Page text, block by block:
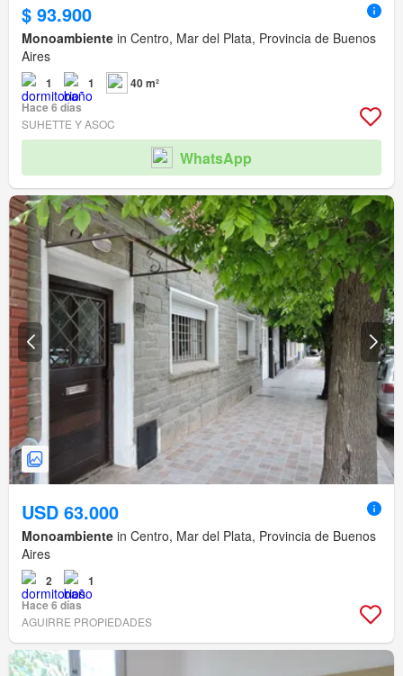
$ 93.900
Monoambiente in Centro, Mar del Plata, Provincia de Buenos
Aires
1 1
40 m²
Hace 6 días
SUHETTE Y ASOC
WhatsApp
USD 63.000
Monoambiente in Centro, Mar del Plata, Provincia de Buenos
Aires
2
1
Hace 6 días
AGUIRRE PROPIEDADES